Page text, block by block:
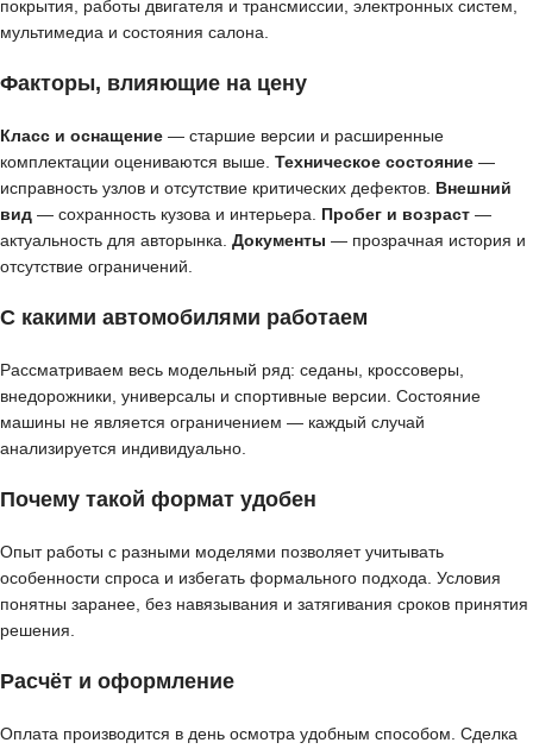
покрытия, работы двигателя и трансмиссии, электронных систем,
мультимедиа и состояния салона.
Факторы, влияющие на цену
Класс и оснащение — старшие версии и расширенные
комплектации оцениваются выше. Техническое состояние —
исправность узлов и отсутствие критических дефектов. Внешний
вид — сохранность кузова и интерьера. Пробег и возраст —
актуальность для авторынка. Документы — прозрачная история и
отсутствие ограничений.
С какими автомобилями работаем
Рассматриваем весь модельный ряд: седаны, кроссоверы,
внедорожники, универсалы и спортивные версии. Состояние
машины не является ограничением — каждый случай
анализируется индивидуально.
Почему такой формат удобен
Опыт работы с разными моделями позволяет учитывать
особенности спроса и избегать формального подхода. Условия
понятны заранее, без навязывания и затягивания сроков принятия
решения.
Расчёт и оформление
Оплата производится в день осмотра удобным способом. Сделка